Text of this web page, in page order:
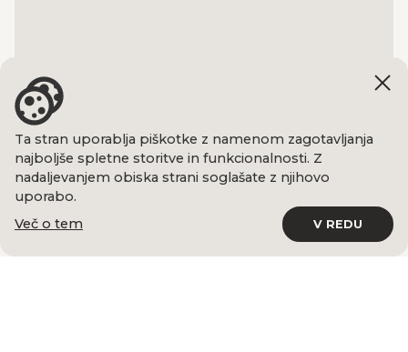
Ta stran uporablja piškotke z namenom zagotavljanja
najboljše spletne storitve in funkcionalnosti. Z
nadaljevanjem obiska strani soglašate z njihovo
uporabo.
Več o tem
V REDU